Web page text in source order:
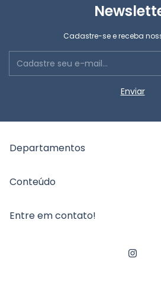
Cadastre-se e receba
Departamentos
Conteúdo
Entre em contato!